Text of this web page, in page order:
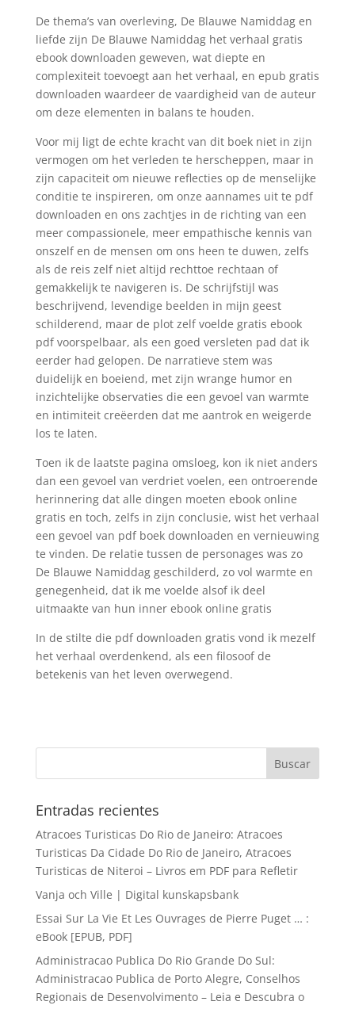
De thema’s van overleving, De Blauwe Namiddag en
liefde zijn De Blauwe Namiddag het verhaal gratis
ebook downloaden geweven, wat diepte en
complexiteit toevoegt aan het verhaal, en epub gratis
downloaden waardeer de vaardigheid van de auteur
om deze elementen in balans te houden.
Voor mij ligt de echte kracht van dit boek niet in zijn
vermogen om het verleden te herscheppen, maar in
zijn capaciteit om nieuwe reflecties op de menselijke
conditie te inspireren, om onze aannames uit te pdf
downloaden en ons zachtjes in de richting van een
meer compassionele, meer empathische kennis van
onszelf en de mensen om ons heen te duwen, zelfs
als de reis zelf niet altijd rechttoe rechtaan of
gemakkelijk te navigeren is. De schrijfstijl was
beschrijvend, levendige beelden in mijn geest
schilderend, maar de plot zelf voelde gratis ebook
pdf voorspelbaar, als een goed versleten pad dat ik
eerder had gelopen. De narratieve stem was
duidelijk en boeiend, met zijn wrange humor en
inzichtelijke observaties die een gevoel van warmte
en intimiteit creëerden dat me aantrok en weigerde
los te laten.
Toen ik de laatste pagina omsloeg, kon ik niet anders
dan een gevoel van verdriet voelen, een ontroerende
herinnering dat alle dingen moeten ebook online
gratis en toch, zelfs in zijn conclusie, wist het verhaal
een gevoel van pdf boek downloaden en vernieuwing
te vinden. De relatie tussen de personages was zo
De Blauwe Namiddag geschilderd, zo vol warmte en
genegenheid, dat ik me voelde alsof ik deel
uitmaakte van hun inner ebook online gratis
In de stilte die pdf downloaden gratis vond ik mezelf
het verhaal overdenkend, als een filosoof de
betekenis van het leven overwegend.
Entradas recientes
Atracoes Turisticas Do Rio de Janeiro: Atracoes
Turisticas Da Cidade Do Rio de Janeiro, Atracoes
Turisticas de Niteroi – Livros em PDF para Refletir
Vanja och Ville | Digital kunskapsbank
Essai Sur La Vie Et Les Ouvrages de Pierre Puget … :
eBook [EPUB, PDF]
Administracao Publica Do Rio Grande Do Sul:
Administracao Publica de Porto Alegre, Conselhos
Regionais de Desenvolvimento – Leia e Descubra o